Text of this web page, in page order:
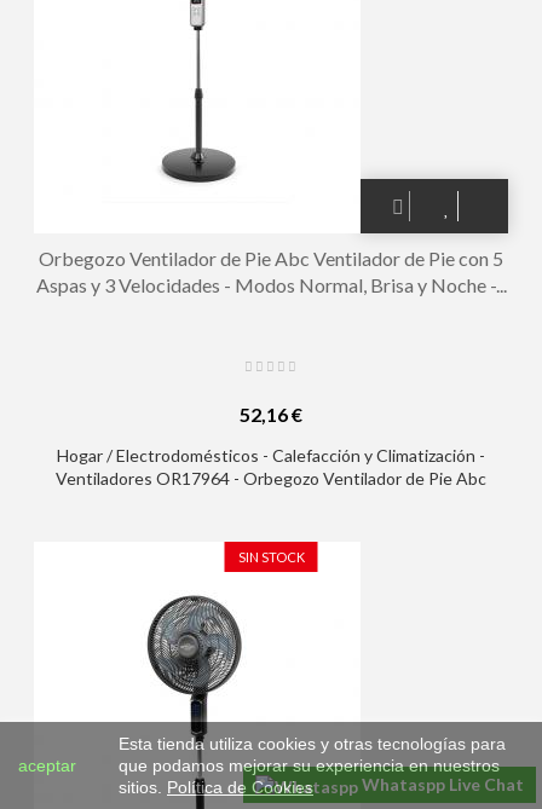
Orbegozo Ventilador de Pie Abc Ventilador de Pie con 5
Aspas y 3 Velocidades - Modos Normal, Brisa y Noche -...
52,16 €
Hogar / Electrodomésticos - Calefacción y Climatización -
Ventiladores OR17964 - Orbegozo Ventilador de Pie Abc
y Mando a Distancia
SIN STOCK
aceptar
Esta tienda utiliza cookies y otras tecnologías para
que podamos mejorar su experiencia en nuestros
sitios. Política de Cookies Whataspp Live Chat